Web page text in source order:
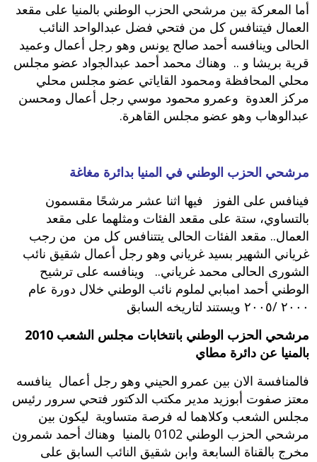
أما المعركة بين مرشحي الحزب الوطني بالمنيا على مقعد
العمال فيتنافس كل من فتحي فضل عبدالواحد النائب
الحالى وينافسه أحمد صالح يونس وهو رجل أعمال وعميد
قرية بريشا و .. وهناك محمد أحمد عبدالجواد عضو مجلس
محلي المحافظة ومحمود القاياتي عضو مجلس محلي
مركز العدوة وعمرو محمود موسي رجل أعمال ومحسن
عبدالوهاب وهو عضو مجلس القاهرة‮.
مرشحي الحزب الوطني في المنيا بدائرة مغاغة
فينافس على الفوز فيها اثنا عشر مرشحًا مقسمون
بالتساوي،‮ ‬ستة على مقعد الفئات ومثلهما على مقعد
العمال‮.. ‬مقعد الفئات الحالى يتتنافس كل من من رجب‮
‬غرياني الشهير بسيد‮ ‬غرياني وهو رجل أعمال شقيق نائب
الشورى الحالى محمد‮ ‬غرياني‮.. وينافسه على ترشيح
الوطني أحمد امبابي لملوم نائب الوطني خلال دورة عام
‮٠٠٠٢ /٥٠٠٢ ‬ويستند لتاريخه السابق
مرشحي الحزب الوطني بانتخابات مجلس الشعب 2010
بالمنيا عن دائرة مطاي‮
فالمنافسة الان بين عمرو الحيني وهو رجل أعمال‮ ينافسه
معتز صفوت أبوزيد مدير مكتب الدكتور فتحي سرور رئيس
مجلس الشعب وكلاهما له فرصة متساوية ليكون بين
مرشحي الحزب الوطني 2010 بالمنيا ‬ وهناك أحمد شمرون
مخرج بالقناة السابعة وابن شقيق النائب السابق على